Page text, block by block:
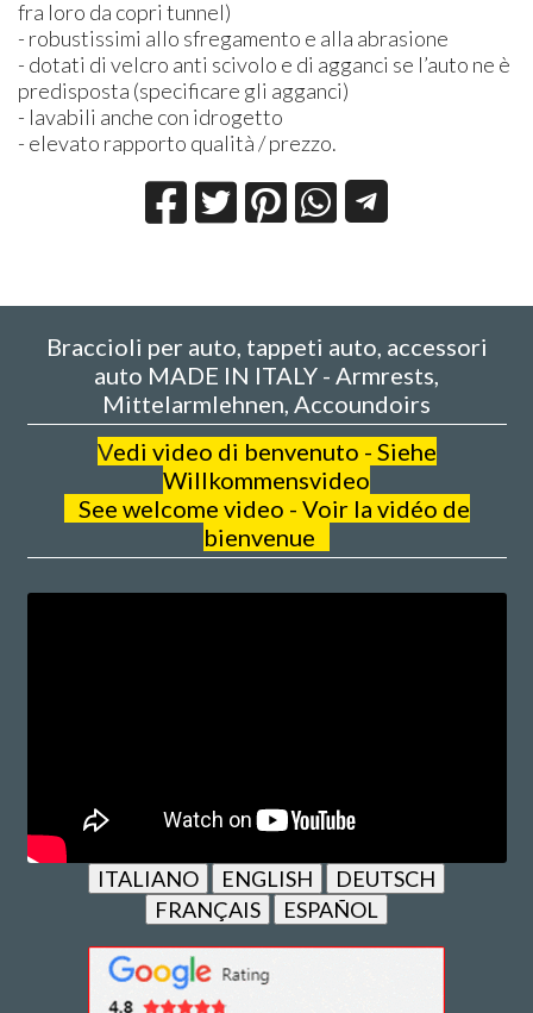
fra loro da copri tunnel)
- robustissimi allo sfregamento e alla abrasione
- dotati di velcro anti scivolo e di agganci se l’auto ne è
predisposta (specificare gli agganci)
- lavabili anche con idrogetto
- elevato rapporto qualità / prezzo.
Braccioli per auto, tappeti auto, accessori
auto MADE IN ITALY - Armrests,
Mittelarmlehnen, Accoundoirs
Vedi video di benvenuto - Siehe
Willkommensvideo
See welcome video - Voir la vidéo de
bienvenue
ITALIANO ENGLISH
DEUTSCH
FRANÇAIS
ESPAÑOL